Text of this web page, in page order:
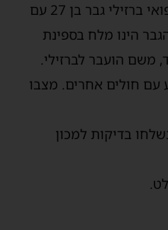
אתמול אושפז במרכז הרפואי ברזילי גבר בן 27 עם
הינו מלח בספינת
משם הועבר לברזילי.
עם חולים אחרים. מצבו
בדיקות למכון